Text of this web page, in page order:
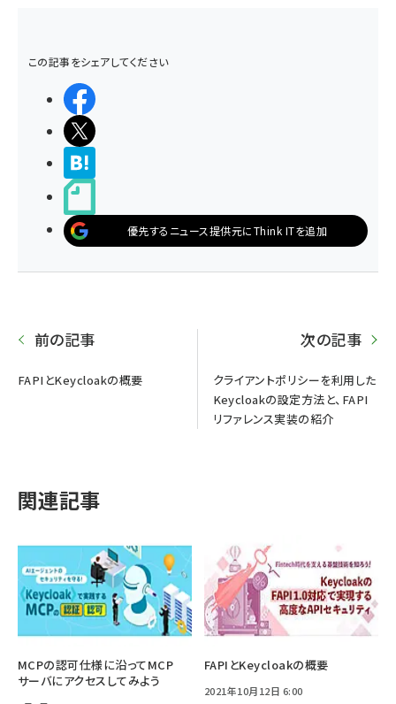
この記事をシェアしてください
優先するニュース提供元にThink ITを追加
前の記事
FAPIとKeycloakの概要
次の記事
クライアントポリシーを利用した
Keycloakの設定方法と、FAPI
リファレンス実装の紹介
関連記事
MCPの認可仕様に沿ってMCP
サーバにアクセスしてみよう
FAPIとKeycloakの概要
2021年10月12日 6:00